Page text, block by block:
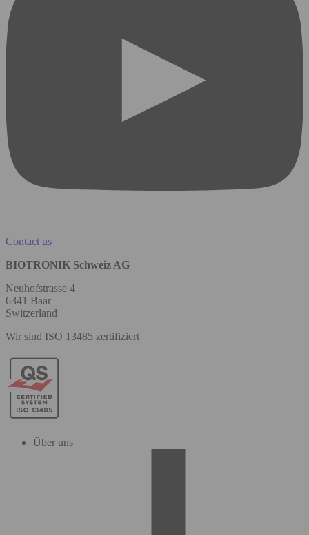
Contact us
BIOTRONIK Schweiz AG
Neuhofstrasse 4
6341 Baar
Switzerland
Wir sind ISO 13485 zertifiziert
Über uns